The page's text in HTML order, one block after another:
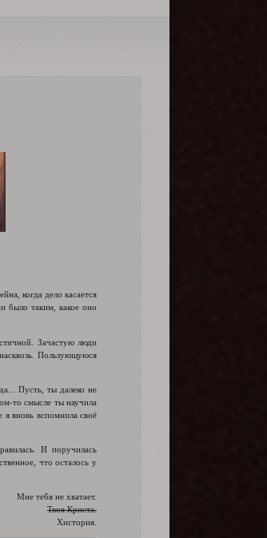
когда дело касается
было таким, какое оно
Зачастую люди
Пользующуюся
Пусть, ты далеко не
то смысле ты научила
вновь вспомнила своё
И поручилась
что осталось у
Мне тебя не хватает.
Твоя Криста.
Хистория.